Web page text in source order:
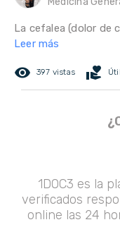
La cefalea (dolor de
Leer más
remove_red_eye 397 vistas volunteer_activism
1DOC3 es la
verificados
online las 24